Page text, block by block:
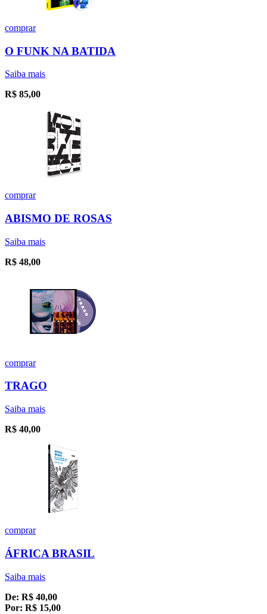
comprar
O FUNK NA BATIDA
Saiba mais
R$ 85,00
comprar
ABISMO DE ROSAS
Saiba mais
R$ 48,00
comprar
TRAGO
Saiba mais
R$ 40,00
comprar
ÁFRICA BRASIL
Saiba mais
De: R$ 40,00
Por: R$ 15,00